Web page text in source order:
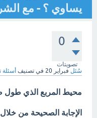
يساوي ؟ - مع
0
تصويتات
سُئل فبراير 20 في تصنيف أسئلة
محيط المربع الذي طول ضلعه
الإجابة الصحيحة من